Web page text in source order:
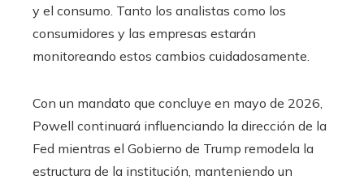
y el consumo. Tanto los analistas como los
consumidores y las empresas estarán
monitoreando estos cambios cuidadosamente.
Con un mandato que concluye en mayo de 2026,
Powell continuará influenciando la dirección de la
Fed mientras el Gobierno de Trump remodela la
estructura de la institución, manteniendo un